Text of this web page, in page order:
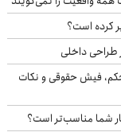
طراحی داخلی
فیش حقوقی و نکات
شما مناسب‌تر است؟